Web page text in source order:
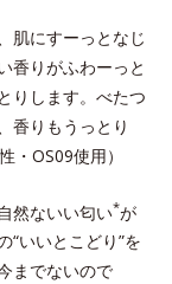
肌にすーっとなじ
香りがふわーっと
りします。べたつ
香りもうっとり
・OS09使用）
然ないい匂い*が
いいとこどり”を
までないので